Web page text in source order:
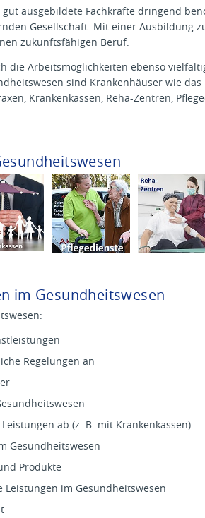
ausgebildete Fachkräfte dringend
Gesellschaft. Mit einer Ausbildung
zukunftsfähigen Beruf.
die Arbeitsmöglichkeiten ebenso
sind Krankenhäuser wie
Krankenkassen, Reha-Zentren,
im Gesundheitswesen
Regelungen an
ab (z. B. mit Krankenkassen)
Gesundheitswesen
Produkte
im Gesundheitswesen